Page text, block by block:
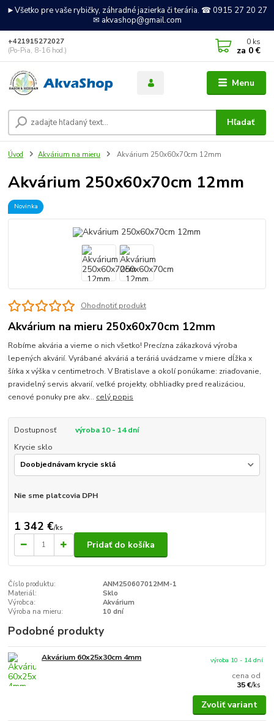
►Všetko pre vaše rybičky, záhradné jazierka či terária. ☎ 0915 27 20 27
✉ akvashop@gmail.com
Menu
Hľadať
+421915272027
(Po-Pia, 8-16 hod.)
0 ks
za 0 €
Úvod Akvárium na mieru Akvárium 250x60x70cm 12mm
Akvárium 250x60x70cm 12mm
Novinka
Ohodnotiť produkt
Akvárium na mieru 250x60x70cm 12mm
Robíme akvária a vieme o nich všetko! Precízna zákazková výroba
lepených akvárií. Vyrábané akváriá a teráriá uvádzame v miere dĺžka x
šírka x výška v centimetroch. V Bratislave a okolí ponúkame: zriaďovanie,
pravidelný servis akvarií, veľké projekty, obhliadky pred realizáciou,
cenové ponuky pre akv... celý popis
Dostupnosť
výroba 10 - 14 dní
Krycie sklo
Nie sme platcovia DPH
1 342 €/ks
Pridať do košíka
Číslo produktu:
ANM250607012MM-1
Materiál:
Sklo
Výrobca:
Akvárium
Výroba na mieru:
10 dní
Podobné produkty
Akvárium 60x25x30cm 4mm
cena od
35 €/ks
výroba 10 - 14 dní
Zvoliť variant